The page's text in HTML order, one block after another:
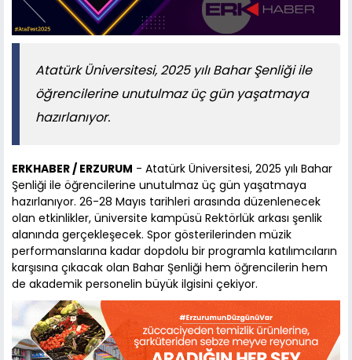
Atatürk Üniversitesi, 2025 yılı Bahar Şenliği ile
öğrencilerine unutulmaz üç gün yaşatmaya
hazırlanıyor.
ERKHABER / ERZURUM - Atatürk Üniversitesi, 2025 yılı Bahar
Şenliği ile öğrencilerine unutulmaz üç gün yaşatmaya
hazırlanıyor. 26-28 Mayıs tarihleri arasında düzenlenecek
olan etkinlikler, üniversite kampüsü Rektörlük arkası şenlik
alanında gerçekleşecek. Spor gösterilerinden müzik
performanslarına kadar dopdolu bir programla katılımcıların
karşısına çıkacak olan Bahar Şenliği hem öğrencilerin hem
de akademik personelin büyük ilgisini çekiyor.